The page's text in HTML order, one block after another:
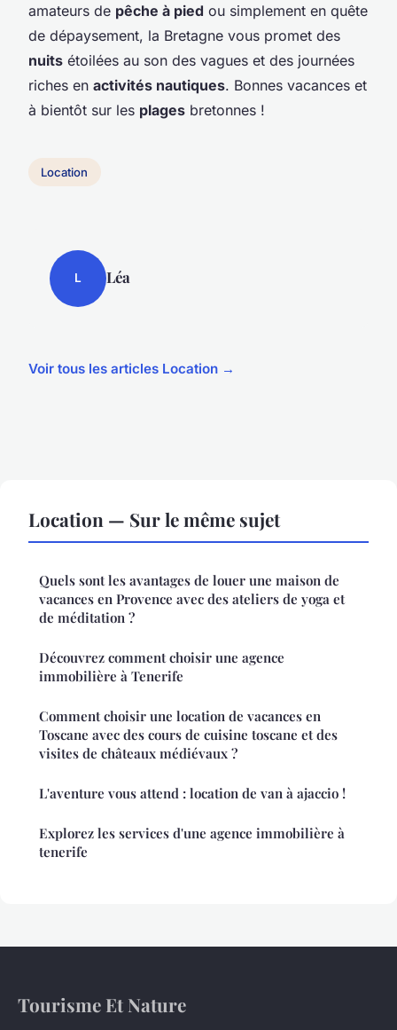
amateurs de pêche à pied ou simplement en quête
de dépaysement, la Bretagne vous promet des
nuits étoilées au son des vagues et des journées
riches en activités nautiques. Bonnes vacances et
à bientôt sur les plages bretonnes !
Location
L Léa
Voir tous les articles Location →
Location — Sur le même sujet
Quels sont les avantages de louer une maison de
vacances en Provence avec des ateliers de yoga et
de méditation ?
Découvrez comment choisir une agence
immobilière à Tenerife
Comment choisir une location de vacances en
Toscane avec des cours de cuisine toscane et des
visites de châteaux médiévaux ?
L'aventure vous attend : location de van à ajaccio !
Explorez les services d'une agence immobilière à
tenerife
Tourisme Et Nature